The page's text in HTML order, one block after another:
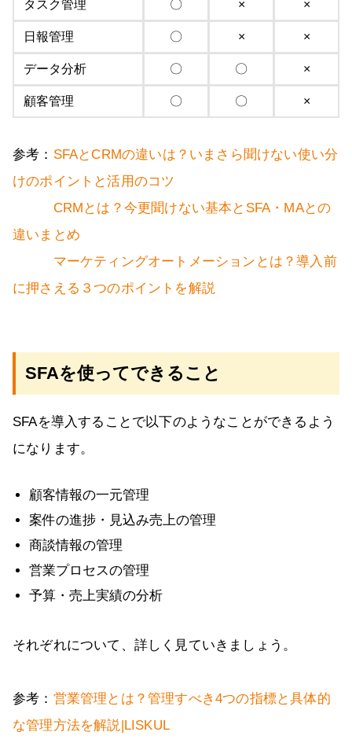
タスク管理 〇 × ×
日報管理 〇 × ×
データ分析 〇 〇 ×
顧客管理 〇 〇 ×
参考： SFAとCRMの違いは？いまさら聞けない使い分
けのポイントと活用のコツ
CRMとは？今更聞けない基本とSFA・MAとの
違いまとめ
マーケティングオートメーションとは？導入前
に押さえる３つのポイントを解説
SFAを使ってできること
SFAを導入することで以下のようなことができるよう
になります。
顧客情報の一元管理
案件の進捗・見込み売上の管理
商談情報の管理
営業プロセスの管理
予算・売上実績の分析
それぞれについて、詳しく見ていきましょう。
参考： 営業管理とは？管理すべき4つの指標と具体的
な管理方法を解説|LISKUL